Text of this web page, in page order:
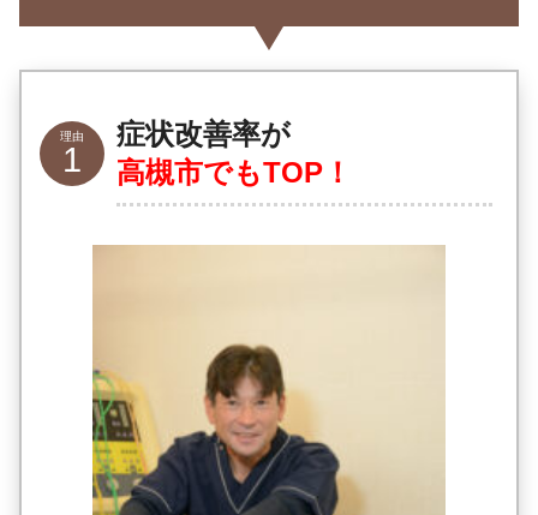
症状改善率が
高槻市でもTOP！